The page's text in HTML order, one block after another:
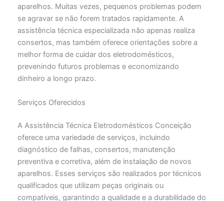
aparelhos. Muitas vezes, pequenos problemas podem
se agravar se não forem tratados rapidamente. A
assistência técnica especializada não apenas realiza
consertos, mas também oferece orientações sobre a
melhor forma de cuidar dos eletrodomésticos,
prevenindo futuros problemas e economizando
dinheiro a longo prazo.
Serviços Oferecidos
A Assistência Técnica Eletrodomésticos Conceição
oferece uma variedade de serviços, incluindo
diagnóstico de falhas, consertos, manutenção
preventiva e corretiva, além de instalação de novos
aparelhos. Esses serviços são realizados por técnicos
qualificados que utilizam peças originais ou
compatíveis, garantindo a qualidade e a durabilidade do